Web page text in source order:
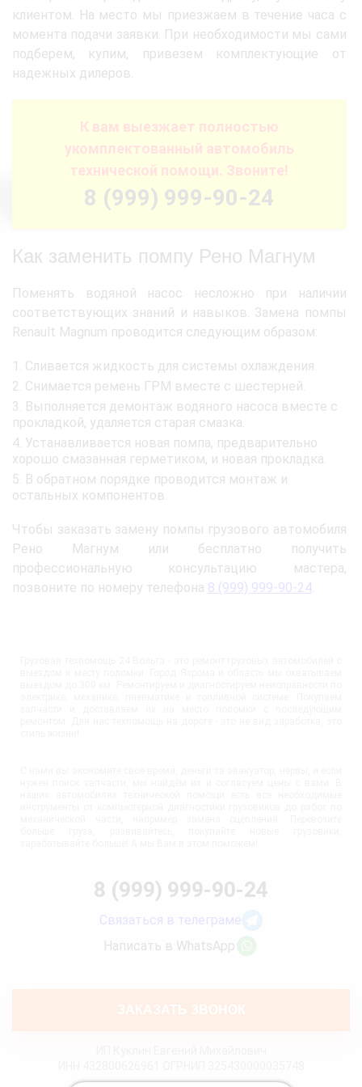
клиентом. На место мы приезжаем в течение часа с
момента подачи заявки. При необходимости мы сами
подберем, купим, привезем комплектующие от
надежных дилеров.
К вам выезжает полностью
укомплектованный автомобиль
технической помощи. Звоните!
8 (999) 999-90-24
Как заменить помпу Рено Магнум
Поменять водяной насос несложно при наличии
соответствующих знаний и навыков. Замена помпы
Renault Magnum проводится следующим образом:
Сливается жидкость для системы охлаждения.
Снимается ремень ГРМ вместе с шестерней.
Выполняется демонтаж водяного насоса вместе с
прокладкой, удаляется старая смазка.
Устанавливается новая помпа, предварительно
хорошо смазанная герметиком, и новая прокладка.
В обратном порядке проводится монтаж и
остальных компонентов.
Чтобы заказать замену помпы грузового автомобиля
Рено Магнум или бесплатно получить
профессиональную консультацию мастера,
позвоните по номеру телефона 8 (999) 999-90-24.
8 (999) 999-90-24
Связаться в телеграме
Написать в WhatsApp
ЗАКАЗАТЬ ЗВОНОК